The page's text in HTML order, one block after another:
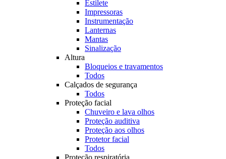
Estilete
Impressoras
Instrumentação
Lanternas
Mantas
Sinalização
Altura
Bloqueios e travamentos
Todos
Calçados de segurança
Todos
Proteção facial
Chuveiro e lava olhos
Proteção auditiva
Proteção aos olhos
Protetor facial
Todos
Proteção respiratória